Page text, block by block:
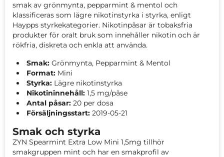
smak av grönmynta, pepparmint & mentol och
klassificeras som lägre nikotinstyrka i styrka, enligt
Haypps styrkekategorier. Nikotinpåsar är tobaksfria
produkter för oralt bruk som innehåller nikotin och är
rökfria, diskreta och enkla att använda.
Smak: Grönmynta, Pepparmint & Mentol
Format: Mini
Styrka: Lägre nikotinstyrka
Nikotininnehåll: 1,5 mg/påse
Antal påsar: 20 per dosa
Försäljningsstart: 2019-05-21
Smak och styrka
ZYN Spearmint Extra Low Mini 1,5mg tillhör
smakgruppen mint och har en smakprofil av